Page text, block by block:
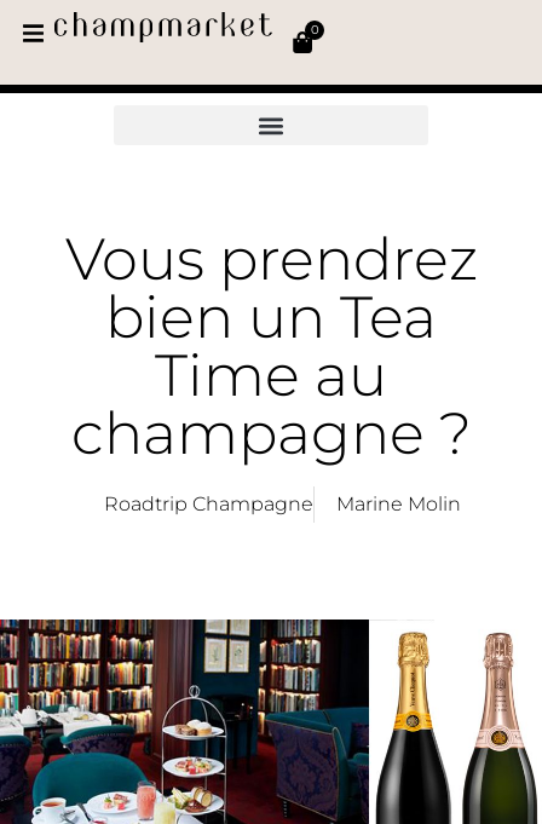
0
Vous prendrez
bien un Tea
Time au
champagne ?
Roadtrip Champagne Marine Molin